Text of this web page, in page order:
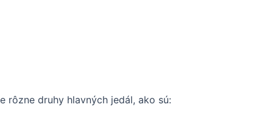
rôzne druhy hlavných jedál, ako sú: